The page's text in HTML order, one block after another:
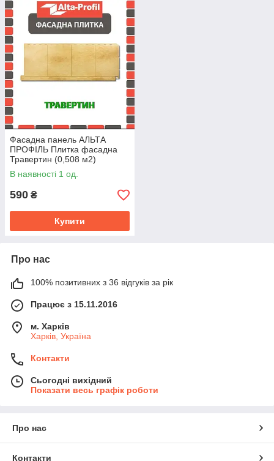
Фасадна панель АЛЬТА
ПРОФІЛЬ Плитка фасадна
Травертин (0,508 м2)
В наявності 1 од.
590 ₴
Купити
Про нас
100% позитивних з 36 відгуків за рік
Працює з 15.11.2016
м. Харків
Харків, Україна
Контакти
Сьогодні вихідний
Показати весь графік роботи
Про нас
Контакти